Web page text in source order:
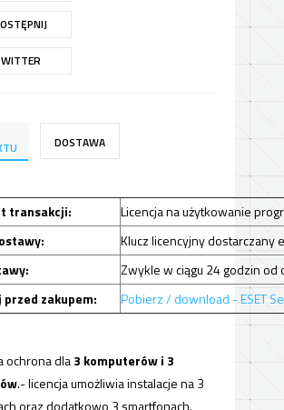
DOSTAWA
transakcji:
Licencja na użytkowanie
Klucz licencyjny dostarczany
Zwykle w ciągu 24 godzin od
zakupem:
Pobierz / download - ESET
ochrona dla3 komputerów i 3
.- licencja umożliwia instalacje na 3
oraz dodatkowo 3 smartfonach.